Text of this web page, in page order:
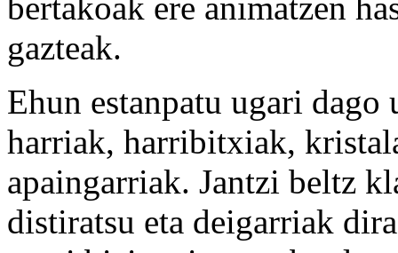
gazteak.
Ehun estanpatu ugari dago
harriak, harribitxiak,
apaingarriak. Jantzi beltz
distiratsu eta deigarriak